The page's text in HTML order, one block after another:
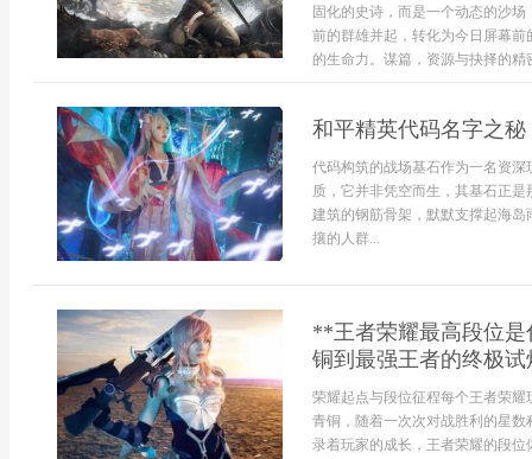
固化的史诗，而是一个动态的沙
前的群雄并起，转化为今日屏幕
的生命力。谋篇，资源与抉择的精
和平精英代码名字之
代码构筑的战场基石作为一名资
质，它并非凭空而生，其基石正
建筑的钢筋骨架，默默支撑起海
攘的人群...
**王者荣耀最高段位
铜到最强王者的终极
荣耀起点与段位征程每个王者荣
青铜，随着一次次对战胜利的星
录着玩家的成长，王者荣耀的段